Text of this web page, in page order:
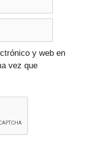
y web en
vez que